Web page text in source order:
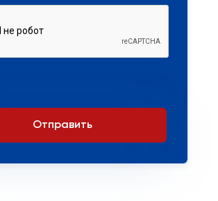
Отправить